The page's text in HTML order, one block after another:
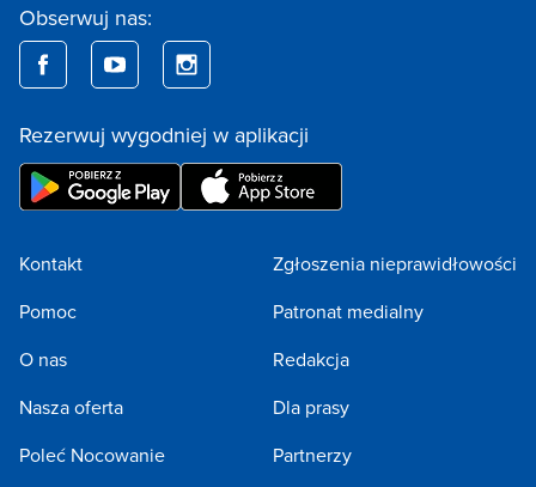
Obserwuj nas:
Rezerwuj wygodniej w aplikacji
Kontakt
Pomoc
O nas
Nasza oferta
Poleć Nocowanie
Zgłoszenia nieprawidłowości
Patronat medialny
Redakcja
Dla prasy
Partnerzy